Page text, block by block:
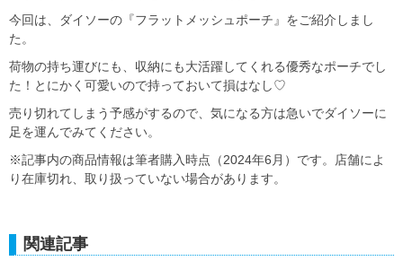
今回は、ダイソーの『フラットメッシュポーチ』をご紹介しまし
た。
荷物の持ち運びにも、収納にも大活躍してくれる優秀なポーチでし
た！とにかく可愛いので持っておいて損はなし♡
売り切れてしまう予感がするので、気になる方は急いでダイソーに
足を運んでみてください。
※記事内の商品情報は筆者購入時点（2024年6月）です。店舗によ
り在庫切れ、取り扱っていない場合があります。
関連記事